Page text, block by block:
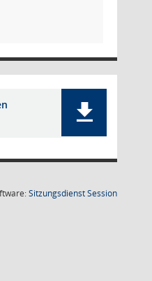
SitzungsdienstSession(Wird in